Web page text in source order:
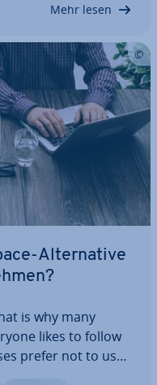
Mehr lesen
Al­ter­na­ti­ve
is why many
likes to follow
prefer not to use